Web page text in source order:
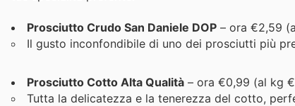
Prosciutto Crudo San Daniele DOP – ora €2,59
Il gusto inconfondibile di uno dei prosciutti più
Prosciutto Cotto Alta Qualità – ora €0,99 (al kg
Tutta la delicatezza e la tenerezza del cotto,